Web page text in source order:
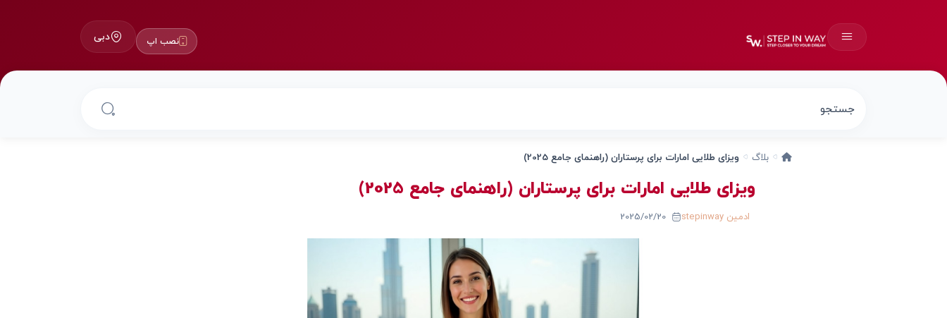
نصب اپ دبی
بلاگ ویزای طلایی امارات برای پرستاران (راهنمای جامع 2025)
ویزای طلایی امارات برای پرستاران (راهنمای جامع 2025)
ادمین stepinway